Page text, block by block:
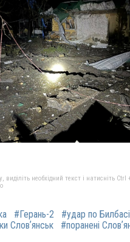
необхідний текст і натисніть Ctrl
#Герань-2
#удар по
Словʼянськ
#поранені